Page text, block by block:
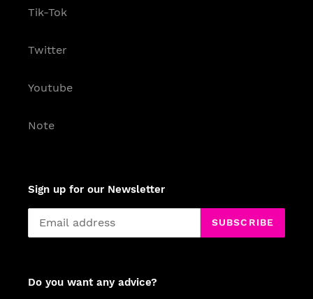
Tik-Tok
Twitter
Youtube
Note
Sign up for our Newsletter
SUBSCRIBE
Do you want any advice?